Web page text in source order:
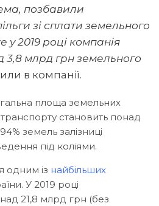
позбавили
зі сплати земельного
у 2019 році компанія
3,8 млрд грн земельного
в компанії.
площа земельних
становить понад
земель залізниці
під коліями.
одним із найбільших
У 2019 році
21,8 млрд грн (без